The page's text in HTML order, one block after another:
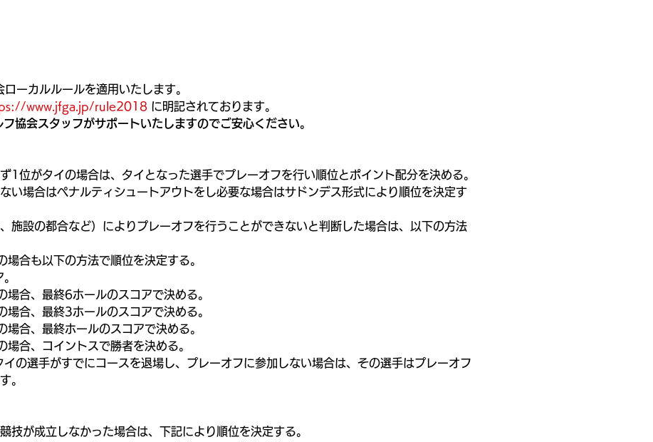
ーカルルールを適用いたします。
www.jfga.jp/rule2018 に明記されております。
協会スタッフがサポートいたしますのでご安心ください。
1位がタイの場合は、タイとなった選手でプレーオフを行い順位とポイント配分を決める。
い場合はペナルティシュートアウトをし必要な場合はサドンデス形式により順位を決定す
施設の都合など）によりプレーオフを行うことができないと判断した場合は、以下の方法
場合も以下の方法で順位を決定する。
場合、最終6ホールのスコアで決める。
場合、最終3ホールのスコアで決める。
場合、最終ホールのスコアで決める。
場合、コイントスで勝者を決める。
の選手がすでにコースを退場し、プレーオフに参加しない場合は、その選手はプレーオフ
。
技が成立しなかった場合は、下記により順位を決定する。